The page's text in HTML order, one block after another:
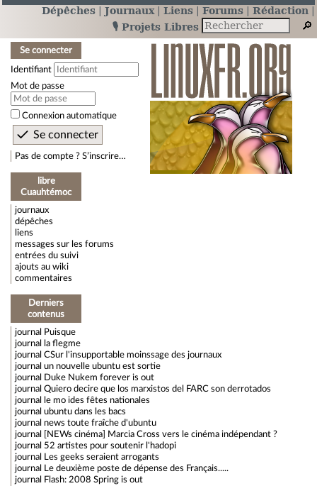
Dépêches Journaux Liens Forums
Rédaction
🎙️ Projets Libres
Se connecter
Identifiant
Mot de passe
Connexion automatique
Pas de compte ? S’inscrire…
libre
Cuauhtémoc
journaux
dépêches
liens
messages sur les forums
entrées du suivi
ajouts au wiki
commentaires
Derniers
contenus
journal
Puisque
journal
la flegme
journal CSur l'insupportable moinssage des journaux
journal un nouvelle ubuntu est sortie
journal
Duke Nukem forever is out
journal Quiero decire que los marxistos del FARC son derrotados
journal
le mo ides fêtes nationales
journal ubuntu dans les bacs
journal news toute fraîche d'ubuntu
journal
[NEWs cinéma] Marcia Cross vers le cinéma indépendant ?
journal 52 artistes pour soutenir l'hadopi
journal
Les geeks seraient arrogants
journal
Le deuxième poste de dépense des Français.....
journal
Flash: 2008 Spring is out